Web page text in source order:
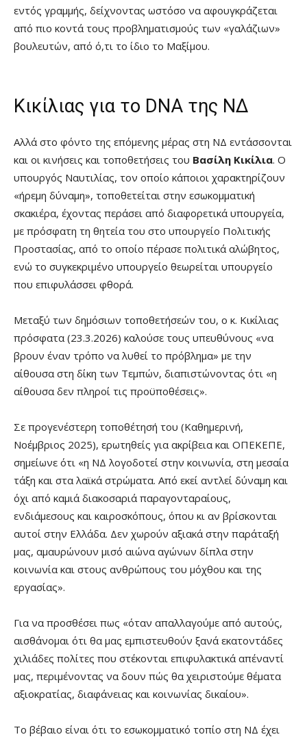
εντός γραμμής, δείχνοντας ωστόσο να αφουγκράζεται
από πιο κοντά τους προβληματισμούς των «γαλάζιων»
βουλευτών, από ό,τι το ίδιο το Μαξίμου.
Κικίλιας για το DNA της ΝΔ
Αλλά στο φόντο της επόμενης μέρας στη ΝΔ εντάσσονται
και οι κινήσεις και τοποθετήσεις του Βασίλη Κικίλια. Ο
υπουργός Ναυτιλίας, τον οποίο κάποιοι χαρακτηρίζουν
«ήρεμη δύναμη», τοποθετείται στην εσωκομματική
σκακιέρα, έχοντας περάσει από διαφορετικά υπουργεία,
με πρόσφατη τη θητεία του στο υπουργείο Πολιτικής
Προστασίας, από το οποίο πέρασε πολιτικά αλώβητος,
ενώ το συγκεκριμένο υπουργείο θεωρείται υπουργείο
που επιφυλάσσει φθορά.
Μεταξύ των δημόσιων τοποθετήσεών του, ο κ. Κικίλιας
πρόσφατα (23.3.2026) καλούσε τους υπευθύνους «να
βρουν έναν τρόπο να λυθεί το πρόβλημα» με την
αίθουσα στη δίκη των Τεμπών, διαπιστώνοντας ότι «η
αίθουσα δεν πληροί τις προϋποθέσεις».
Σε προγενέστερη τοποθέτησή του (Καθημερινή,
Νοέμβριος 2025), ερωτηθείς για ακρίβεια και ΟΠΕΚΕΠΕ,
σημείωνε ότι «η ΝΔ λογοδοτεί στην κοινωνία, στη μεσαία
τάξη και στα λαϊκά στρώματα. Από εκεί αντλεί δύναμη και
όχι από καμιά διακοσαριά παραγονταραίους,
ενδιάμεσους και καιροσκόπους, όπου κι αν βρίσκονται
αυτοί στην Ελλάδα. Δεν χωρούν αξιακά στην παράταξή
μας, αμαυρώνουν μισό αιώνα αγώνων δίπλα στην
κοινωνία και στους ανθρώπους του μόχθου και της
εργασίας».
Για να προσθέσει πως «όταν απαλλαγούμε από αυτούς,
αισθάνομαι ότι θα μας εμπιστευθούν ξανά εκατοντάδες
χιλιάδες πολίτες που στέκονται επιφυλακτικά απέναντί
μας, περιμένοντας να δουν πώς θα χειριστούμε θέματα
αξιοκρατίας, διαφάνειας και κοινωνίας δικαίου».
Το βέβαιο είναι ότι το εσωκομματικό τοπίο στη ΝΔ έχει